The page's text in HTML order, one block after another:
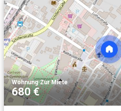
Wohnung·Zur Miete
680 €